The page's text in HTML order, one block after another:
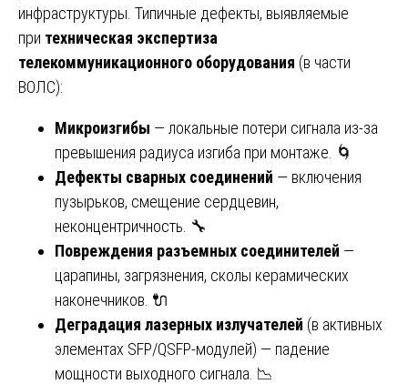
инфраструктуры. Типичные дефекты, выявляемые
при техническая экспертиза
телекоммуникационного оборудования (в части
ВОЛС):
Микроизгибы — локальные потери сигнала из-за
превышения радиуса изгиба при монтаже. 🌀
Дефекты сварных соединений — включения
пузырьков, смещение сердцевин,
неконцентричность. 🔧
Повреждения разъемных соединителей —
царапины, загрязнения, сколы керамических
наконечников. 🔌
Деградация лазерных излучателей (в активных
элементах SFP/QSFP-модулей) — падение
мощности выходного сигнала. 📉